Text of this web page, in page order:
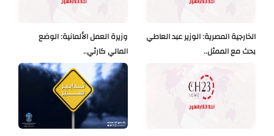
وزيرة العمل الألمانية: الوضع
المالي كارثي..
الخارجية المصرية: الوزير عبد العاطي
بحث مع الممثل..